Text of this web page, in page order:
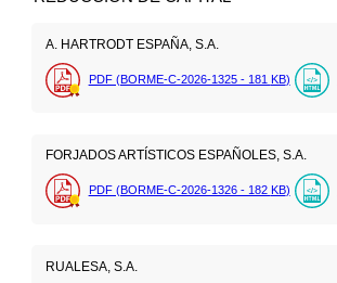
A. HARTRODT ESPAÑA, S.A.
PDF (BORME-C-2026-1325 - 181 KB)
FORJADOS ARTÍSTICOS ESPAÑOLES, S.A.
PDF (BORME-C-2026-1326 - 182 KB)
RUALESA, S.A.